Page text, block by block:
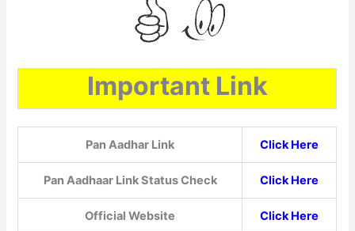
Important Link
Pan Aadhar Link Click Here
Pan Aadhaar Link Status Check Click Here
Official Website Click Here